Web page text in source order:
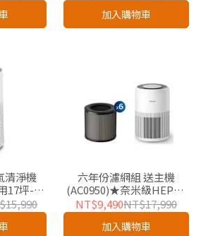
加入購物車
清淨機
17坪-友
惠
六年份濾網組 送主機
(AC0950)★奈米級HEPA&
活性碳複合式濾網
(FY0910/30)-友好企業專屬
優惠
NT$9,490NT$17,990
加入購物車